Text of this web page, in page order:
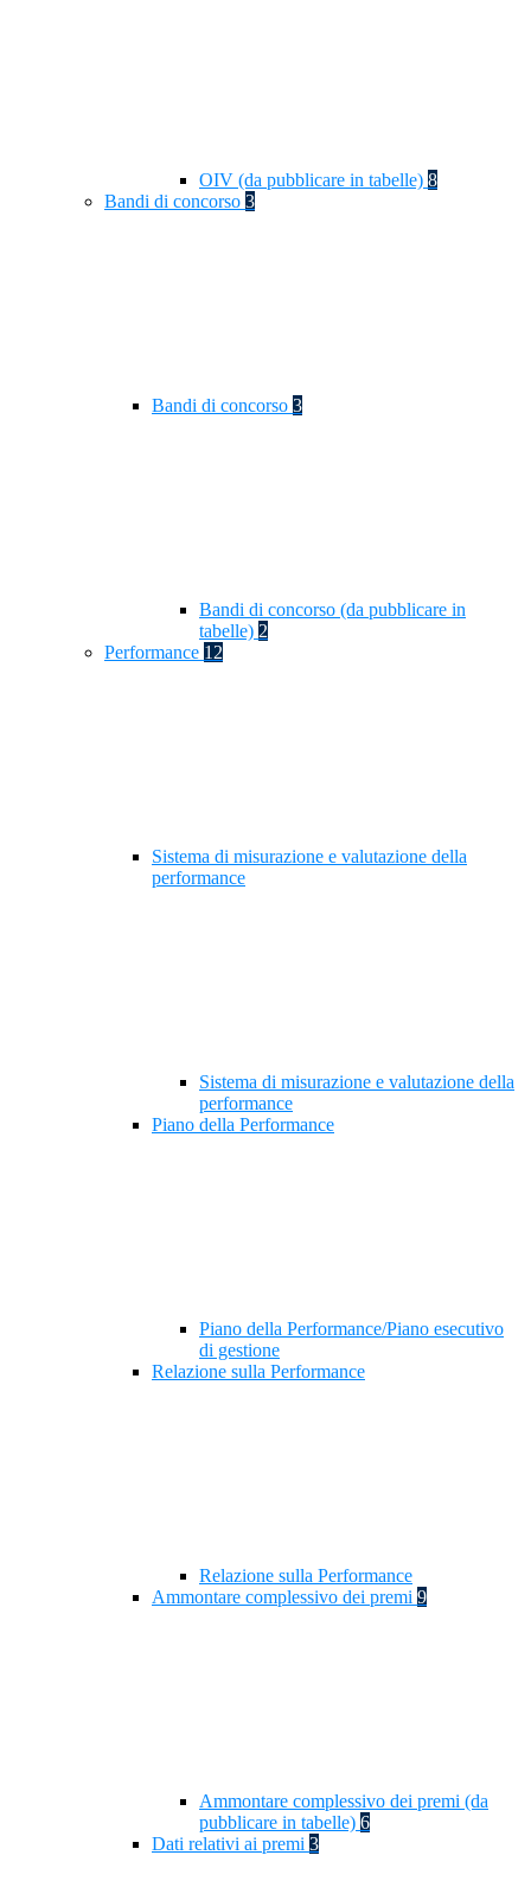
OIV (da pubblicare in tabelle) 8
Bandi di concorso 3
Bandi di concorso 3
Bandi di concorso (da pubblicare in
tabelle) 2
Performance 12
Sistema di misurazione e valutazione della
performance
Sistema di misurazione e valutazione della
performance
Piano della Performance
Piano della Performance/Piano esecutivo
di gestione
Relazione sulla Performance
Relazione sulla Performance
Ammontare complessivo dei premi 9
Ammontare complessivo dei premi (da
pubblicare in tabelle) 6
Dati relativi ai premi 3